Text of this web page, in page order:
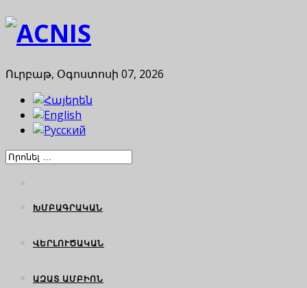
Ուրբաթ, Օգոստոսի 07, 2026
ԽՄԲԱԳՐԱԿԱՆ
ՎԵՐԼՈՒԾԱԿԱՆ
ԱԶԱՏ ԱՄԲԻՈՆ